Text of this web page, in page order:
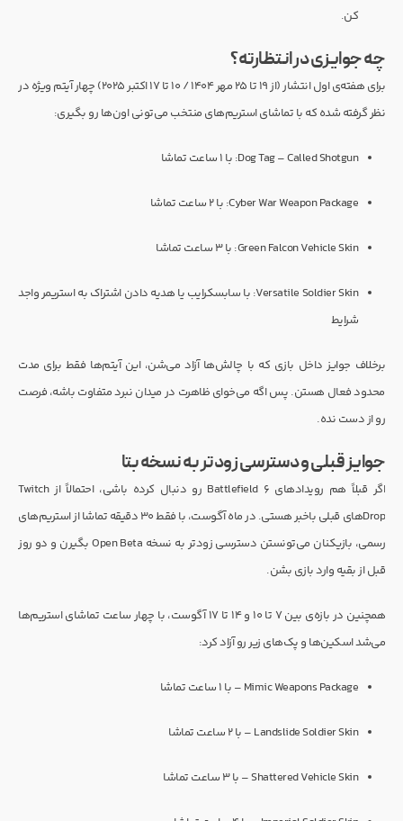
کن.
چه جوایزی در انتظارته؟
برای هفته‌ی اول انتشار (از ۱۹ تا ۲۵ مهر ۱۴۰۴ / ۱۰ تا ۱۷ اکتبر ۲۰۲۵) چهار آیتم ویژه در
نظر گرفته شده که با تماشای استریم‌های منتخب می‌تونی اون‌ها رو بگیری:
Dog Tag – Called Shotgun: با ۱ ساعت تماشا
Cyber War Weapon Package: با ۲ ساعت تماشا
Green Falcon Vehicle Skin: با ۳ ساعت تماشا
Versatile Soldier Skin: با سابسکرایب یا هدیه دادن اشتراک به استریمر واجد
شرایط
برخلاف جوایز داخل بازی که با چالش‌ها آزاد می‌شن، این آیتم‌ها فقط برای مدت
محدود فعال هستن. پس اگه می‌خوای ظاهرت در میدان نبرد متفاوت باشه، فرصت
رو از دست نده.
جوایز قبلی و دسترسی زودتر به نسخه بتا
اگر قبلاً هم رویدادهای Battlefield 6 رو دنبال کرده باشی، احتمالاً از Twitch
Dropهای قبلی باخبر هستی. در ماه آگوست، با فقط ۳۰ دقیقه تماشا از استریم‌های
رسمی، بازیکنان می‌تونستن دسترسی زودتر به نسخه Open Beta بگیرن و دو روز
قبل از بقیه وارد بازی بشن.
همچنین در بازه‌ی بین ۷ تا ۱۰ و ۱۴ تا ۱۷ آگوست، با چهار ساعت تماشای استریم‌ها
می‌شد اسکین‌ها و پک‌های زیر رو آزاد کرد:
Mimic Weapons Package – با ۱ ساعت تماشا
Landslide Soldier Skin – با ۲ ساعت تماشا
Shattered Vehicle Skin – با ۳ ساعت تماشا